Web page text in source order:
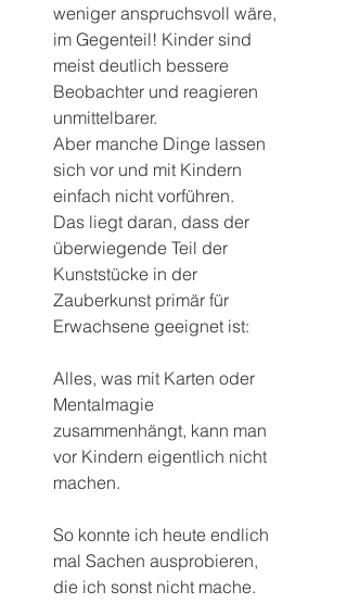
weniger anspruchsvoll wäre,
im Gegenteil! Kinder sind
meist deutlich bessere
Beobachter und reagieren
unmittelbarer.
Aber manche Dinge lassen
sich vor und mit Kindern
einfach nicht vorführen.
Das liegt daran, dass der
überwiegende Teil der
Kunststücke in der
Zauberkunst primär für
Erwachsene geeignet ist:
Alles, was mit Karten oder
Mentalmagie
zusammenhängt, kann man
vor Kindern eigentlich nicht
machen.
So konnte ich heute endlich
mal Sachen ausprobieren,
die ich sonst nicht mache.